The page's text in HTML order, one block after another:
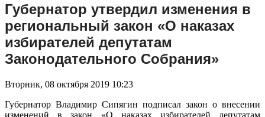
Губернатор утвердил изменения в
региональный закон «О наказах
избирателей депутатам
Законодательного Собрания»
Вторник, 08 октября 2019 10:23
Губернатор Владимир Сипягин подписал закон о внесении
изменений в закон «О наказах избирателей депутатам